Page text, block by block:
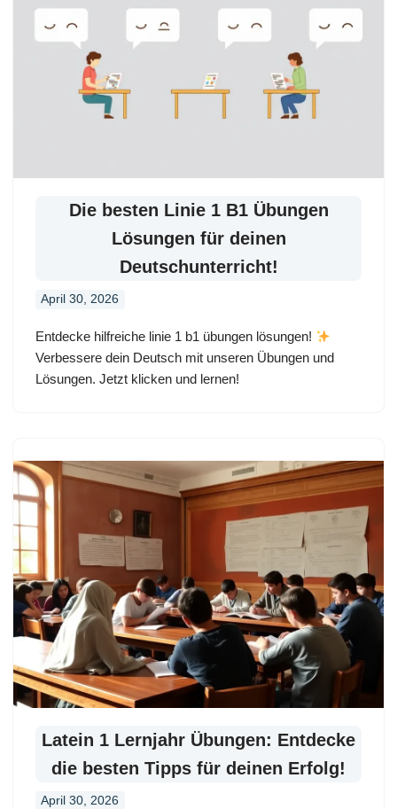
Die besten Linie 1 B1 Übungen
Lösungen für deinen
Deutschunterricht!
April 30, 2026
Entdecke hilfreiche linie 1 b1 übungen lösungen!
Verbessere dein Deutsch mit unseren Übungen und
Lösungen. Jetzt klicken und lernen!
Latein 1 Lernjahr Übungen: Entdecke
die besten Tipps für deinen Erfolg!
April 30, 2026